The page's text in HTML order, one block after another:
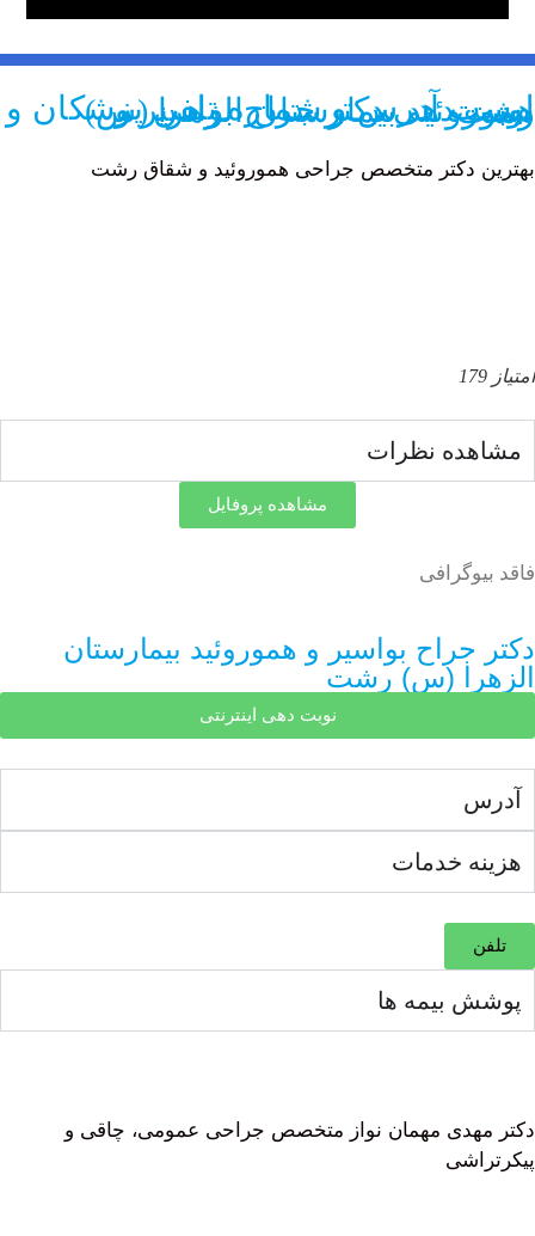
الزهرا (س) رشت
دکتر متخصص جراحی هموروئید و شقاق رشت
نظرات
مشاهده پروفایل
بواسیر و هموروئید بیمارستان
(س) رشت
نوبت دهی اینترنتی
خدمات
بیمه ها
مهمان نواز متخصص جراحی عمومی، چاقی و